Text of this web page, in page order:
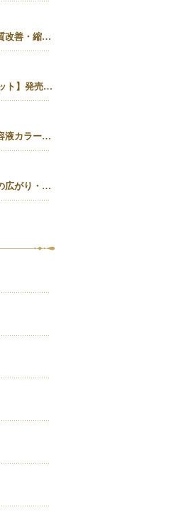
福岡市東区で夏の髪質改善・縮毛矯正・美容液カラーを相談したい方へ｜箱崎・千早の全席個室美容室ロアゾブルー
【9000万円分のチケット】発売開始！！20%OFFで施術が受けられます！
福岡市東区で夏の美容液カラー・白髪染め・髪質改善縮毛矯正を相談したい方へ
福岡市東区で夏の髪の広がり・白髪染め・美容液カラーを相談したい方へ｜千早・箱崎のロアゾブルー